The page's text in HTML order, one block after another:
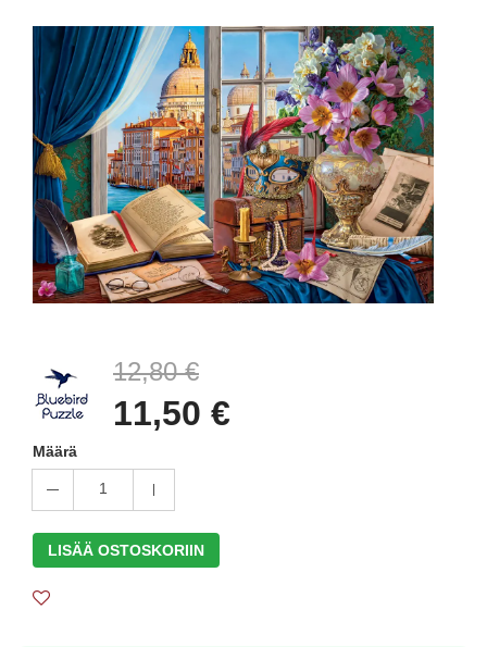
12,80 €
11,50 €
Määrä
1
LISÄÄ OSTOSKORIIN